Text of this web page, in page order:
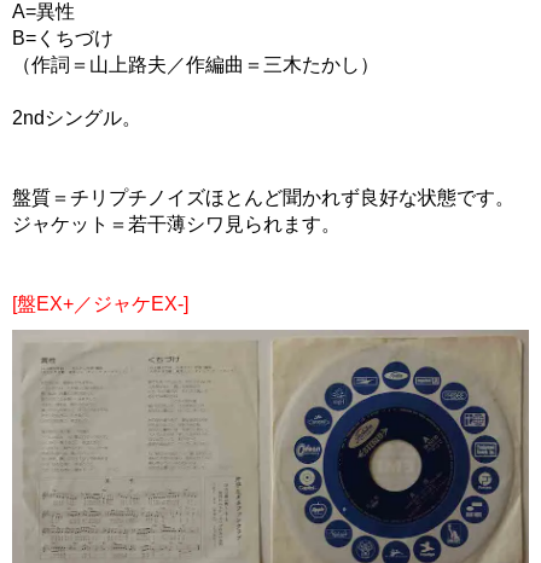
A=異性
B=くちづけ
（作詞＝山上路夫／作編曲＝三木たかし）
2ndシングル。
盤質＝チリプチノイズほとんど聞かれず良好な状態です。
ジャケット＝若干薄シワ見られます。
[盤EX+／ジャケEX-]